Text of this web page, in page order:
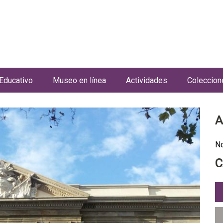
Museo en línea Actividades